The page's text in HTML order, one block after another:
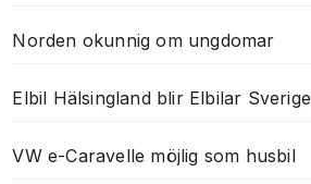
Norden okunnig om ungdomar
Elbil Hälsingland blir Elbilar Sverige
VW e-Caravelle möjlig som husbil